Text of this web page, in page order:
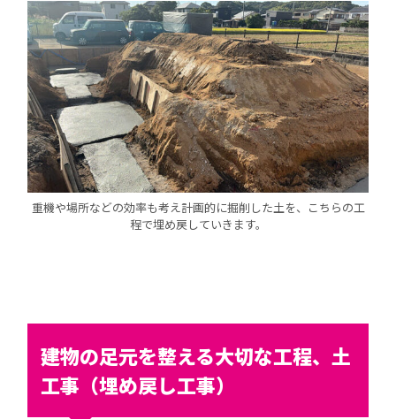
重機や場所などの効率も考え計画的に掘削した土を、こちらの工
程で埋め戻していきます。
建物の足元を整える大切な工程、土
工事（埋め戻し工事）